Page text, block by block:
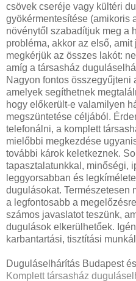
csövek cseréje vagy kültéri
gyökérmentesítése (amikoris
növénytől szabadítjuk meg a
probléma, akkor az első,
megkérjük az összes lakót:
amíg a társasház
Nagyon fontos összegyűjteni
amelyek segíthetnek
hogy előkerült-e valamilyen
megszüntetése céljából.
telefonálni, a komplett
mielőbbi megkezdése
további károk keletkeznek.
tapasztalatunkkal, minőségi,
leggyorsabban és
dugulásokat. Természetesen
a legfontosabb a
számos javaslatot teszünk,
dugulások elkerülhetőek.
karbantartási, tisztítási
Duguláselhárítás Budapest
Komplett társasház